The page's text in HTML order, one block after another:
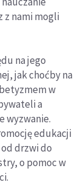
z nami mogli
na jego
jak choćby na
w
a
wyzwanie.
edukacji
od drzwi do
o pomoc w